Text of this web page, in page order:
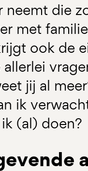
neemt die
met
ook de
jij al
ik
(al) doen?